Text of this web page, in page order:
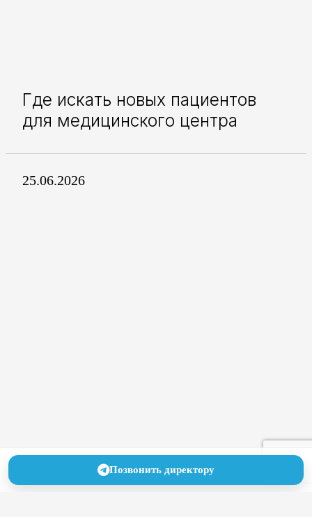
Где искать новых пациентов
для медицинского центра
25.06.2026
Позвонить директору